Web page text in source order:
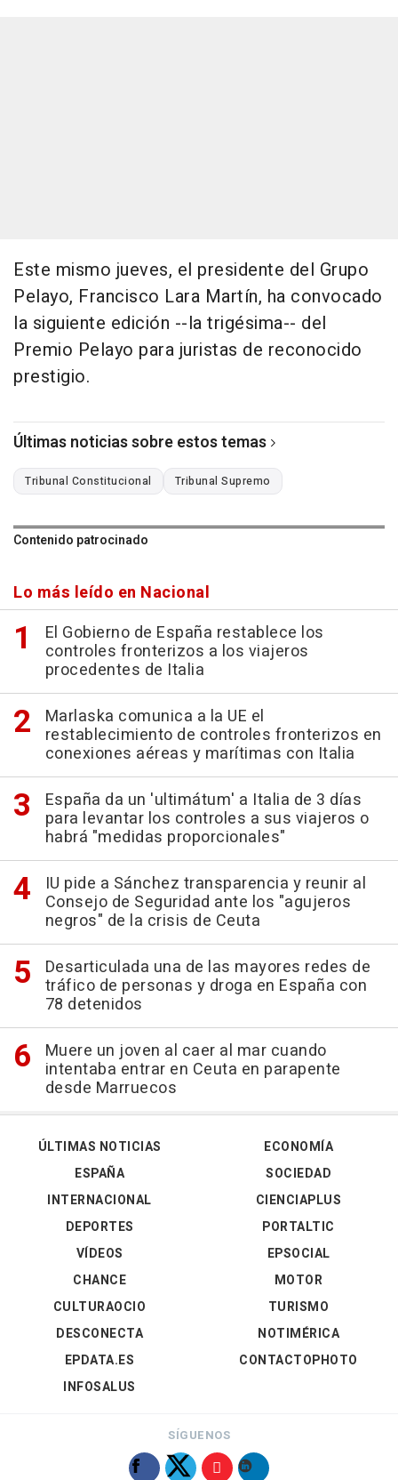
Este mismo jueves, el presidente del Grupo
Pelayo, Francisco Lara Martín, ha convocado
la siguiente edición --la trigésima-- del
Premio Pelayo para juristas de reconocido
prestigio.
Últimas noticias sobre estos temas
Tribunal Constitucional Tribunal Supremo
Contenido patrocinado
Lo más leído en Nacional
El Gobierno de España restablece los
controles fronterizos a los viajeros
procedentes de Italia
Marlaska comunica a la UE el
restablecimiento de controles fronterizos en
conexiones aéreas y marítimas con Italia
España da un 'ultimátum' a Italia de 3 días
para levantar los controles a sus viajeros o
habrá "medidas proporcionales"
IU pide a Sánchez transparencia y reunir al
Consejo de Seguridad ante los "agujeros
negros" de la crisis de Ceuta
Desarticulada una de las mayores redes de
tráfico de personas y droga en España con
78 detenidos
Muere un joven al caer al mar cuando
intentaba entrar en Ceuta en parapente
desde Marruecos
ÚLTIMAS NOTICIAS
ESPAÑA
INTERNACIONAL
DEPORTES
VÍDEOS
ECONOMÍA
SOCIEDAD
CIENCIAPLUS
PORTALTIC
EPSOCIAL
CHANCE
CULTURAOCIO
DESCONECTA
EPDATA.ES
INFOSALUS
MOTOR
TURISMO
NOTIMÉRICA
CONTACTOPHOTO
SÍGUENOS